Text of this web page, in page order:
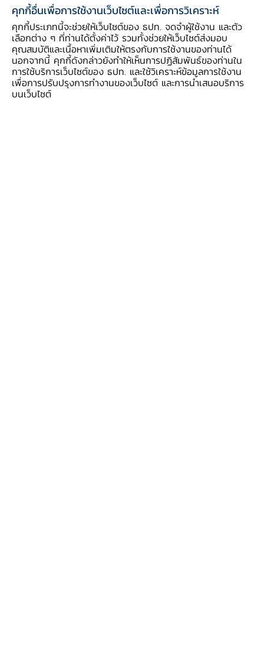
นอกจากนี้ ควรจดบันทึกรายรับรายจ่ายประจำวัน เพื่อจะได้รู้
พฤติกรรมการใช้จ่ายของตนเอง
รายรับ - เงินออม - รายจ่าย = เงินเหลือใช้/ เงินขาดมือ
.
คุกกี้อื่นเพื่อการใช้งานเว็บไซต์และเพื่อการวิเคราะห์
คุกกี้ประเภทนี้จะช่วยให้เว็บไซต์ของ ธปท. จดจำผู้ใช้งาน และตัว
เลือกต่าง ๆ ที่ท่านได้ตั้งค่าไว้ รวมทั้งช่วยให้เว็บไซต์ส่งมอบ
คุณสมบัติและเนื้อหาเพิ่มเติมให้ตรงกับการใช้งานของท่านได้
นอกจากนี้ คุกกี้ดังกล่าวยังทำให้เห็นการปฏิสัมพันธ์ของท่านใน
การใช้บริการเว็บไซต์ของ ธปท. และใช้วิเคราะห์ข้อมูลการใช้งาน
เพื่อการปรับปรุงการทำงานของเว็บไซต์ และการนำเสนอบริการ
บนเว็บไซต์